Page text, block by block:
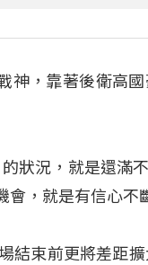
神，靠著後衛高
狀況，就是還滿
，就是有信心不
結束前更將差距